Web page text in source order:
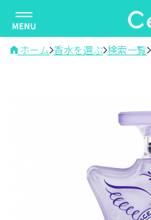
ナ
ビ
ゲ ホーム 香水を選ぶ 検索一覧